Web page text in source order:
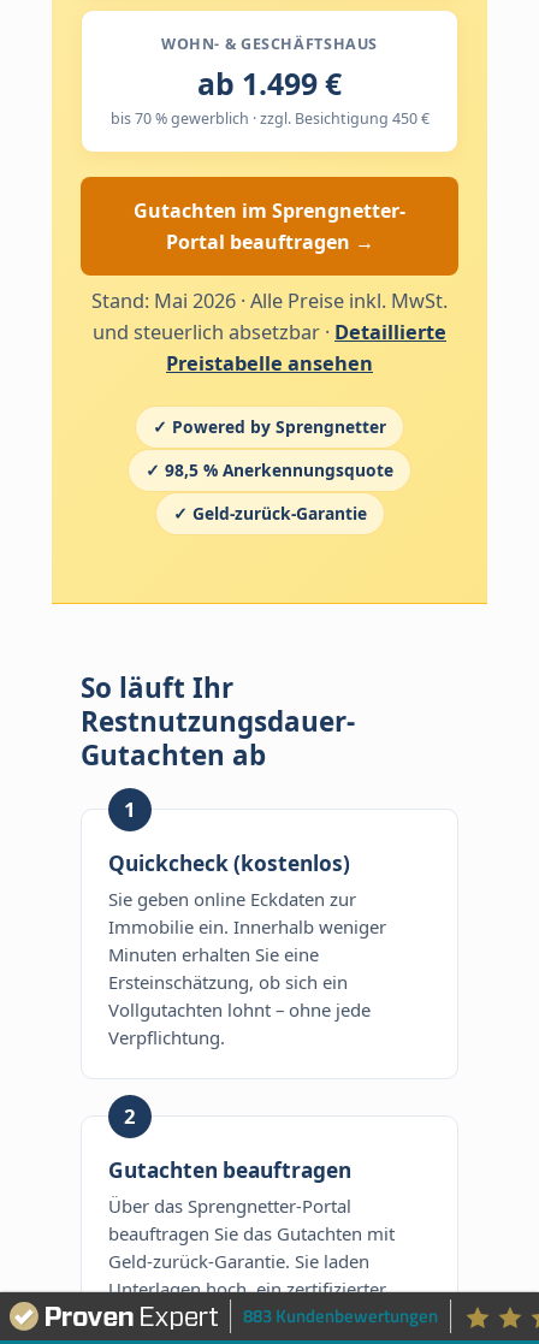
WOHN- & GESCHÄFTSHAUS
ab 1.499 €
bis 70 % gewerblich · zzgl. Besichtigung 450 €
Gutachten im Sprengnetter-
Portal beauftragen →
Stand: Mai 2026 · Alle Preise inkl. MwSt.
und steuerlich absetzbar · Detaillierte
Preistabelle ansehen
✓ Powered by Sprengnetter
✓ 98,5 % Anerkennungsquote
✓ Geld-zurück-Garantie
So läuft Ihr
Restnutzungsdauer-
Gutachten ab
1
Quickcheck (kostenlos)
Sie geben online Eckdaten zur
Immobilie ein. Innerhalb weniger
Minuten erhalten Sie eine
Ersteinschätzung, ob sich ein
Vollgutachten lohnt – ohne jede
Verpflichtung.
2
Gutachten beauftragen
Über das Sprengnetter-Portal
beauftragen Sie das Gutachten mit
Geld-zurück-Garantie. Sie laden
Unterlagen hoch, ein zertifizierter
Sachverständiger besichtigt das Objekt
883 Kundenbewertungen